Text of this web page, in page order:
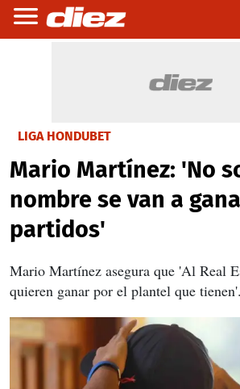
LIGA HONDUBET
Mario Martínez: 'No
nombre se van a
partidos'
Mario Martínez asegura que 'Al Real
quieren ganar por el plantel que tienen'.